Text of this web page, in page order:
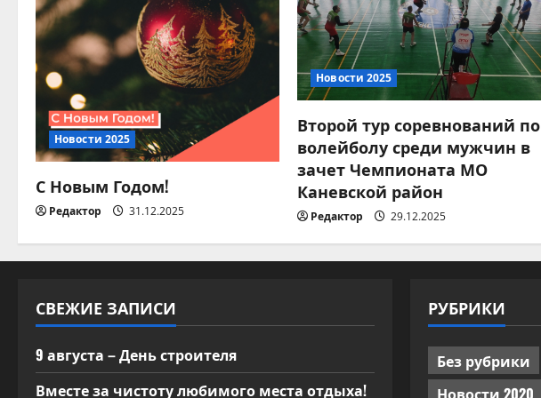
и
я
п
о
з
а
п
и
с
я
м
Новости 2025
С Новым Годом!
Редактор 31.12.2025
Новости 2025
Второй тур соревнований по
волейболу среди мужчин в
зачет Чемпионата МО
Каневской район
Редактор 29.12.2025
СВЕЖИЕ ЗАПИСИ
9 августа – День строителя
Вместе за чистоту любимого места отдыха!
РУБРИКИ
Без рубрики
Новости 2020